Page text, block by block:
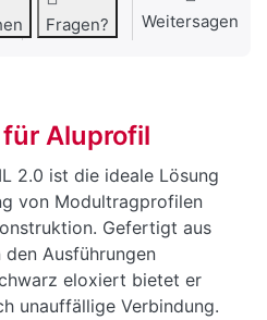
Fragen? Weitersagen
für Aluprofil
2.0 ist die ideale Lösung
von Modultragprofilen
Gefertigt aus
den Ausführungen
eloxiert bietet er
unauffällige Verbindung.